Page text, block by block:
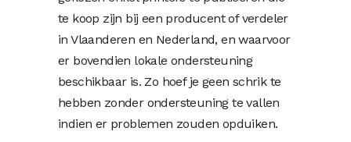
te koop zijn bij een producent of verdeler
in Vlaanderen en Nederland, en waarvoor
er bovendien lokale ondersteuning
beschikbaar is. Zo hoef je geen schrik te
hebben zonder ondersteuning te vallen
indien er problemen zouden opduiken.